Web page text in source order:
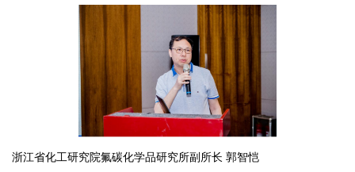
浙江省化工研究院氟碳化学品研究所副所长 郭智恺